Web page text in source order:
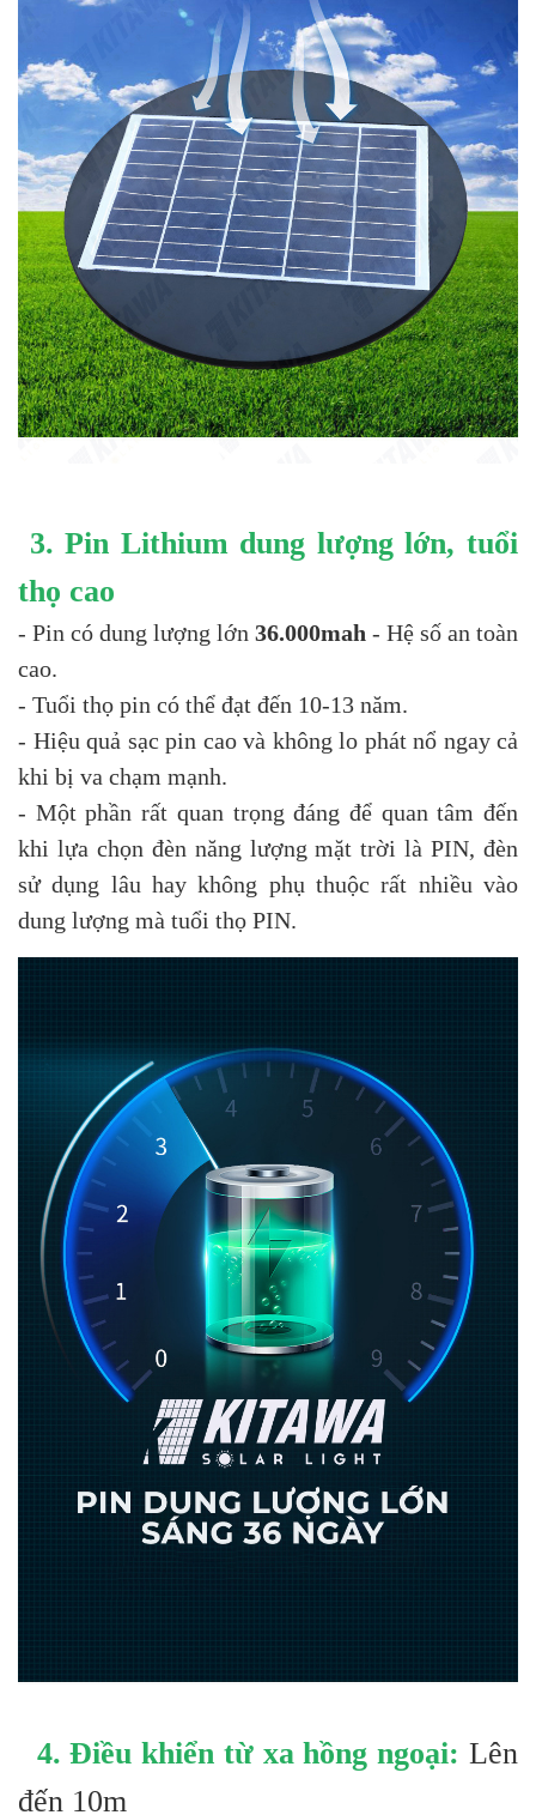
3. Pin Lithium dung lượng lớn, tuổi
thọ cao
- Pin có dung lượng lớn 36.000mah - Hệ số an toàn
cao.
- Tuổi thọ pin có thể đạt đến 10-13 năm.
- Hiệu quả sạc pin cao và không lo phát nổ ngay cả
khi bị va chạm mạnh.
- Một phần rất quan trọng đáng để quan tâm đến
khi lựa chọn đèn năng lượng mặt trời là PIN, đèn
sử dụng lâu hay không phụ thuộc rất nhiều vào
dung lượng mà tuổi thọ PIN.
4. Điều khiển từ xa hồng ngoại:Lên
đến 10m